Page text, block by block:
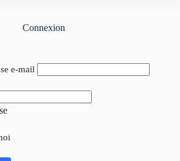
Connexion
e-mail